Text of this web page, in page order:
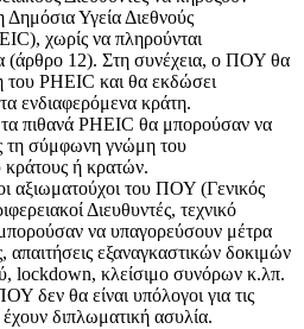
Υγεία Διεθνούς
χωρίς να πληρούνται
(άρθρο 12). Στη συνέχεια, ο ΠΟΥ θα
του PHEIC και θα εκδώσει
ενδιαφερόμενα κράτη.
πιθανά PHEIC θα μπορούσαν να
τη σύμφωνη γνώμη του
κράτους ή κρατών.
αξιωματούχοι του ΠΟΥ (Γενικός
Διευθυντές, τεχνικό
να υπαγορεύσουν μέτρα
απαιτήσεις εξαναγκαστικών δοκιμών
lockdown, κλείσιμο συνόρων κ.λπ.
δεν θα είναι υπόλογοι για τις
διπλωματική ασυλία.